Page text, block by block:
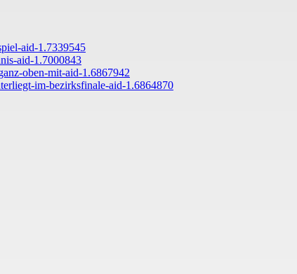
aid-1.7339545
aid-1.7000843
oben-mit-aid-1.6867942
im-bezirksfinale-aid-1.6864870